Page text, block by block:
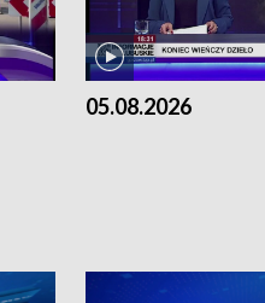
05.08.2026